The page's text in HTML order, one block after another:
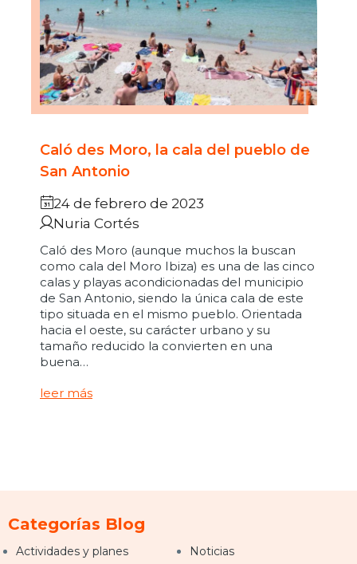
Caló des Moro, la cala del pueblo de
San Antonio
24 de febrero de 2023
Nuria Cortés
Caló des Moro (aunque muchos la buscan
como cala del Moro Ibiza) es una de las cinco
calas y playas acondicionadas del municipio
de San Antonio, siendo la única cala de este
tipo situada en el mismo pueblo. Orientada
hacia el oeste, su carácter urbano y su
tamaño reducido la convierten en una
buena…
leer más
Categorías Blog
Actividades y planes
Noticias